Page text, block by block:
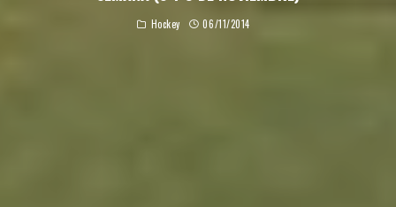
Hockey 06/11/2014